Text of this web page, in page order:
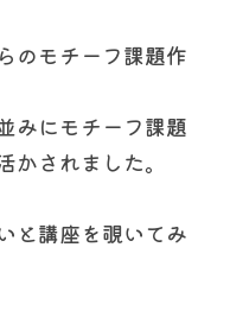
のモチーフ課題作
みにモチーフ課題
かされました。
と講座を覗いてみ